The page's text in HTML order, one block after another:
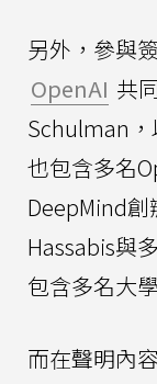
另外，參與
OpenAI 共
Schulman
也包含多名
DeepMind
Hassabis與
包含多名大
而在聲明內